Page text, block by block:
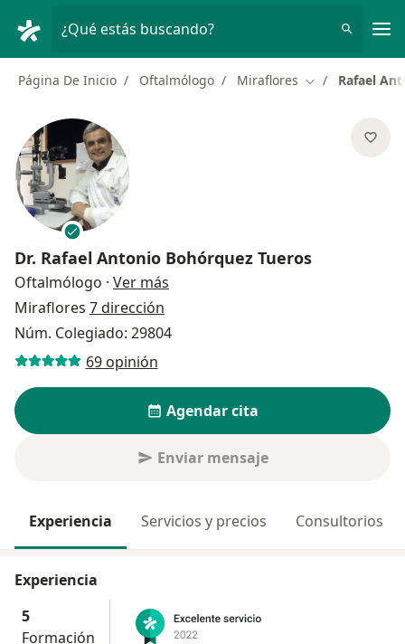
¿Qué estás buscando?
Página De Inicio Oftalmólogo Miraflores Cambiar de
Rafael
Dr. Rafael Antonio Bohórquez Tueros
Oftalmólogo · Ver más
Miraflores 7 dirección
Núm. Colegiado: 29804
69 opinión
Agendar cita
Enviar mensaje
Experiencia Servicios y precios Consultorios
Experiencia
5
Formación